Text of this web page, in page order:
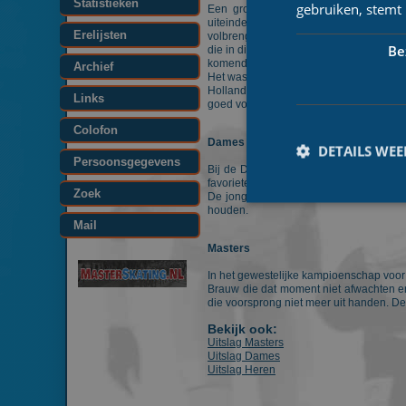
Statistieken
Erelijsten
Archief
Links
Colofon
Persoonsgegevens
Zoek
Mail
Een groot en sterk deelnemersveld
uiteindelijke uitslag kwam er dan ook
volbrengen. Het was een kopgroep
die in die kopgroep ontbrak was
komende aanvallen constant te
Het was in de sprint van de kopgroep
Holland/Utrecht kon laten kronen. Het
goed voor de bronzen medaille.
Dames
Bij de Dames was Mariska Huisman
favorietenrol kon verzilveren. Na 35
De jonge, pas 15-jarige, Irene
houden.
Masters
In het gewestelijke kampioenschap
Brauw die dat moment niet afwachten
die voorsprong niet meer uit handen.
Bekijk ook:
Uitslag Masters
Uitslag Dames
Uitslag Heren
gebruiken,
DETAILS
Prestatiecookies
niet worden gebruikt